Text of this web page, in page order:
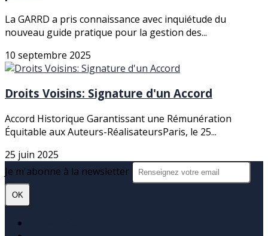
La GARRD a pris connaissance avec inquiétude du
nouveau guide pratique pour la gestion des...
10 septembre 2025
Droits Voisins: Signature d'un Accord
Accord Historique Garantissant une Rémunération
Équitable aux Auteurs-RéalisateursParis, le 25...
25 juin 2025
Je m'abonne à la newsletter
OK